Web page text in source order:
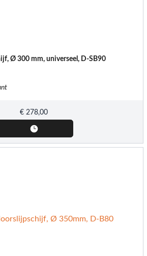
Ø 300 mm, universeel, D-SB90
€ 278,00